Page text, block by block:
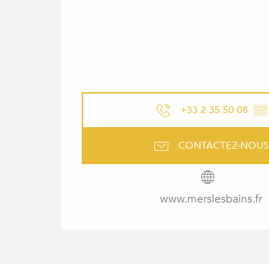
+33 2 35 50 08 ▒▒
CONTACTEZ-NOUS
www.merslesbains.fr